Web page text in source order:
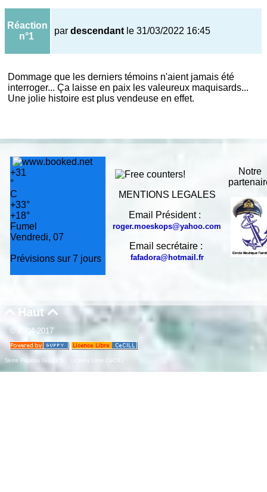
Réaction
n°1
pardescendant le 31/03/2022 16:45
Dommage que les derniers témoins n'aient jamais été
interroger... Ça laisse en paix les valeureux maquisards...
Une jolie histoire est plus vendeuse en effet.
+31
°
C
+33°
+18°
Fumel
Vendredi, 07
Prévisions sur 7 jours
MENTIONS LEGALES
Email Président :
roger.moeskops@yahoo.com
Email secrétaire :
fafadora@hotmail.fr
Notre
Haut 
© 2004-2017
Skins Papinou GuppY 5 Licence Libre CeCILL